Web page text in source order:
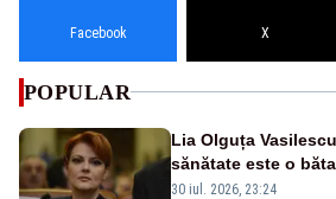
Facebook X
POPULAR
Lia Olguța
sănătate este o
guvernează
30 iul. 2026, 23:24